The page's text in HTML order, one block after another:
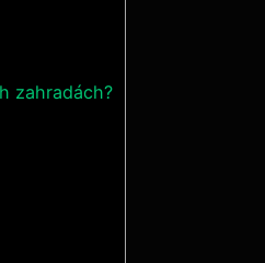
zahradách?